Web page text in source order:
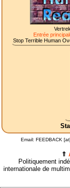
Entrée
Stop Terrible Human
Email: FEEDBACK
⇑
Politiquement
internationale de